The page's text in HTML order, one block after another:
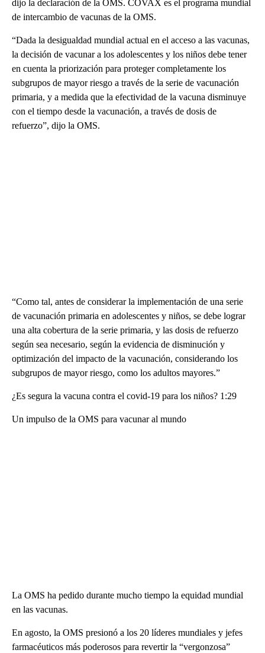
dijo la declaración de la OMS. COVAX es el programa mundial
de intercambio de vacunas de la OMS.
“Dada la desigualdad mundial actual en el acceso a las vacunas,
la decisión de vacunar a los adolescentes y los niños debe tener
en cuenta la priorización para proteger completamente los
subgrupos de mayor riesgo a través de la serie de vacunación
primaria, y a medida que la efectividad de la vacuna disminuye
con el tiempo desde la vacunación, a través de dosis de
refuerzo”, dijo la OMS.
“Como tal, antes de considerar la implementación de una serie
de vacunación primaria en adolescentes y niños, se debe lograr
una alta cobertura de la serie primaria, y las dosis de refuerzo
según sea necesario, según la evidencia de disminución y
optimización del impacto de la vacunación, considerando los
subgrupos de mayor riesgo, como los adultos mayores.”
¿Es segura la vacuna contra el covid-19 para los niños? 1:29
Un impulso de la OMS para vacunar al mundo
La OMS ha pedido durante mucho tiempo la equidad mundial
en las vacunas.
En agosto, la OMS presionó a los 20 líderes mundiales y jefes
farmacéuticos más poderosos para revertir la “vergonzosa”